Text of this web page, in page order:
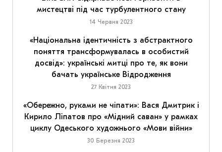
мистецтві під час турбулентного стану
14 Червня 2023
«Національна ідентичність з абстрактного
поняття трансформувалась в особистий
досвід»: українські митці про те, як вони
бачать українське Відродження
27 Квітня 2023
«Обережно, руками не чіпати»: Вася Дмитрик і
Кирило Ліпатов про «Мідний саван» у рамках
циклу Одеського художнього «Мови війни»
30 Березня 2023